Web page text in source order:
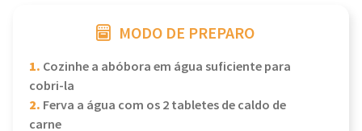
MODO DE PREPARO
1. Cozinhe a abóbora em água suficiente para
cobri-la
2. Ferva a água com os 2 tabletes de caldo de
carne